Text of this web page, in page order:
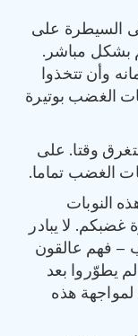
السيطرة على
بشكل مباشر.
وأن تتخذوا
الغضب بوتيرة
وقتا. على
الغضب تماما.
النوبات
غضبكم. لا يبادر
– فهم عالقون
يطوّروا بعد
لمواجهة هذه